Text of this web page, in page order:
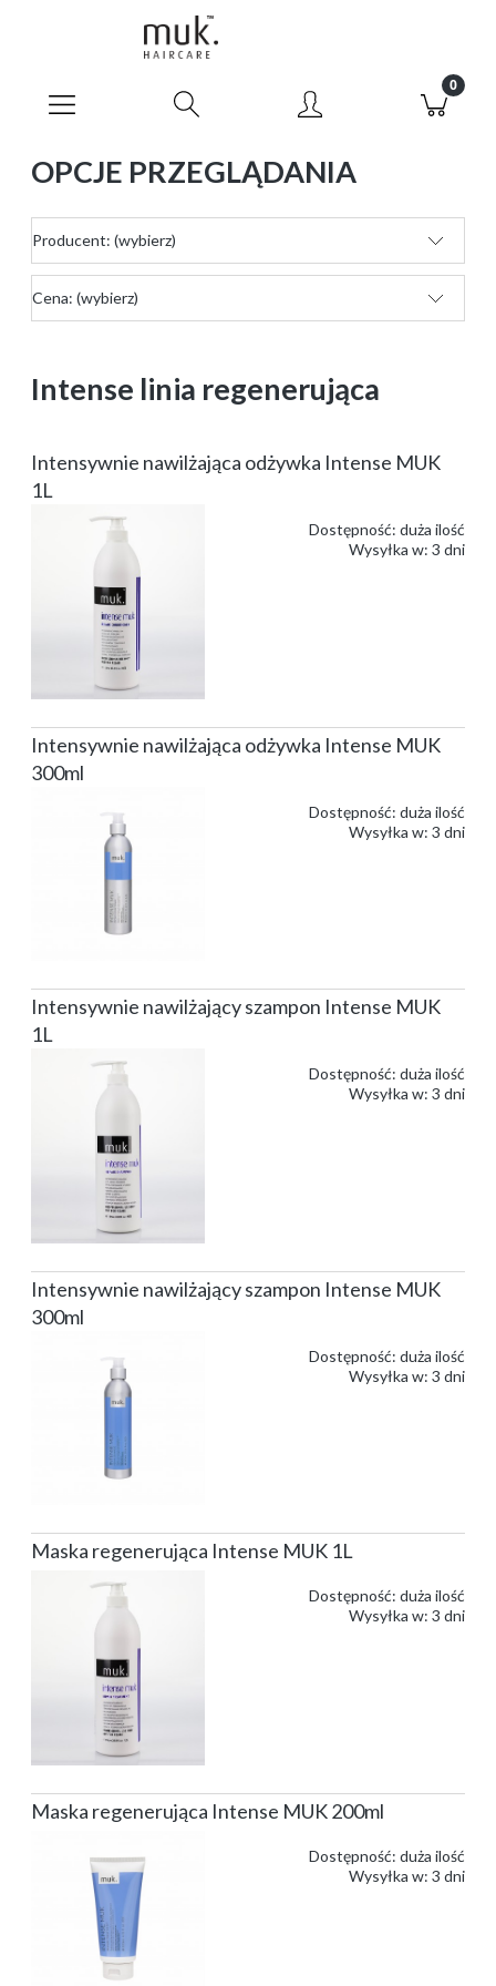
OPCJE PRZEGLĄDANIA
Producent: (wybierz)
Cena: (wybierz)
Intense linia regenerująca
Intensywnie nawilżająca odżywka Intense MUK
1L
Dostępność: duża ilość
Wysyłka w: 3 dni
Intensywnie nawilżająca odżywka Intense MUK
300ml
Dostępność: duża ilość
Wysyłka w: 3 dni
Intensywnie nawilżający szampon Intense MUK
1L
Dostępność: duża ilość
Wysyłka w: 3 dni
Intensywnie nawilżający szampon Intense MUK
300ml
Dostępność: duża ilość
Wysyłka w: 3 dni
Maska regenerująca Intense MUK 1L
Dostępność: duża ilość
Wysyłka w: 3 dni
Maska regenerująca Intense MUK 200ml
Dostępność: duża ilość
Wysyłka w: 3 dni